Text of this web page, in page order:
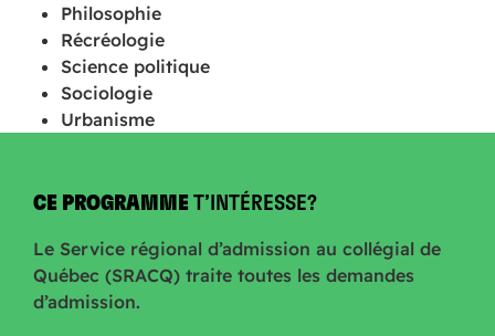
Philosophie
Récréologie
Science politique
Sociologie
Urbanisme
CE PROGRAMME T’INTÉRESSE?
Le Service régional d’admission au collégial de
Québec (SRACQ) traite toutes les demandes
d’admission.